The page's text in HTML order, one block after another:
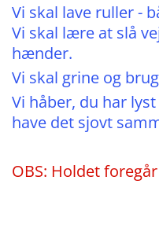
Vi skal lave ruller -
Vi skal lære at slå
hænder.
Vi skal grine og
Vi håber, du har
have det sjovt
OBS: Holdet